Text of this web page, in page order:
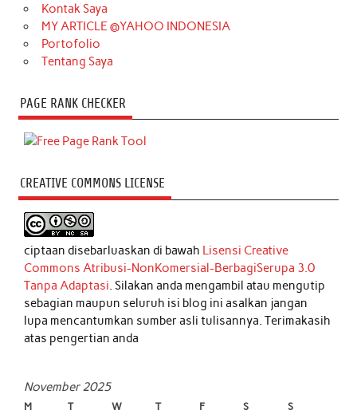
Kontak Saya
MY ARTICLE @YAHOO INDONESIA
Portofolio
Tentang Saya
PAGE RANK CHECKER
CREATIVE COMMONS LICENSE
ciptaan disebarluaskan di bawah Lisensi Creative
Commons Atribusi-NonKomersial-BerbagiSerupa 3.0
Tanpa Adaptasi. Silakan anda mengambil atau mengutip
sebagian maupun seluruh isi blog ini asalkan jangan
lupa mencantumkan sumber asli tulisannya. Terimakasih
atas pengertian anda
November 2025
M T W T F S S